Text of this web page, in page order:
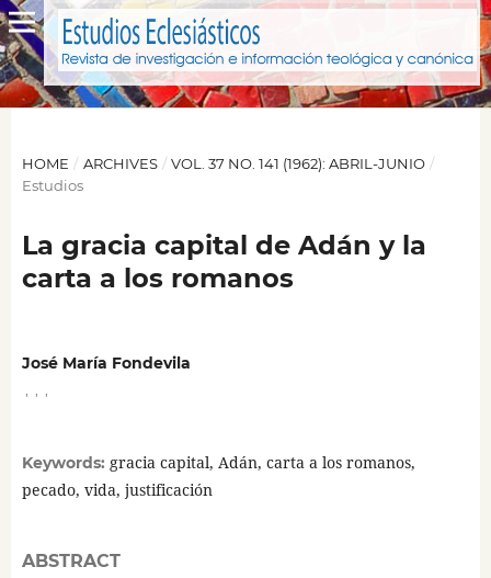
HOME / ARCHIVES / VOL. 37 NO. 141 (1962): ABRIL-JUNIO /
Estudios
La gracia capital de Adán y la
carta a los romanos
José María Fondevila
Keywords: gracia capital, Adán, carta a los romanos,
pecado, vida, justificación
ABSTRACT